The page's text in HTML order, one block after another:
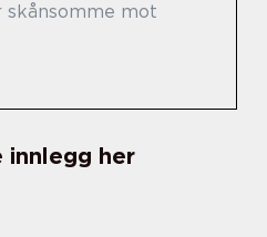
skånsomme mot
innlegg her